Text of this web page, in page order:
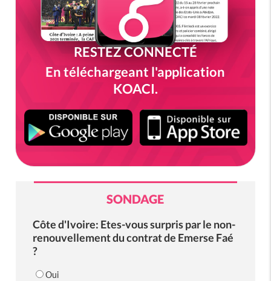
RESTEZ CONNECTÉ
En téléchargeant l'application
KOACI.
SONDAGE
Côte d'Ivoire: Etes-vous surpris par le non-
renouvellement du contrat de Emerse Faé
?
Oui